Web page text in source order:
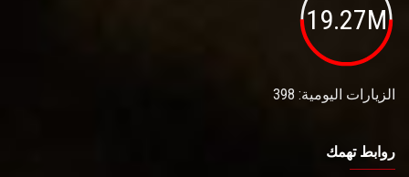
19.27M
الزيارات اليومية: 398
روابط تهمك